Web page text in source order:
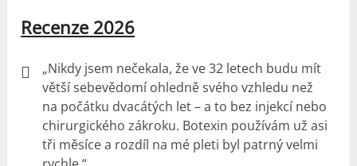
Recenze 2026
„Nikdy jsem nečekala, že ve 32 letech budu mít
větší sebevědomí ohledně svého vzhledu než
na počátku dvacátých let – a to bez injekcí nebo
chirurgického zákroku. Botexin používám už asi
tři měsíce a rozdíl na mé pleti byl patrný velmi